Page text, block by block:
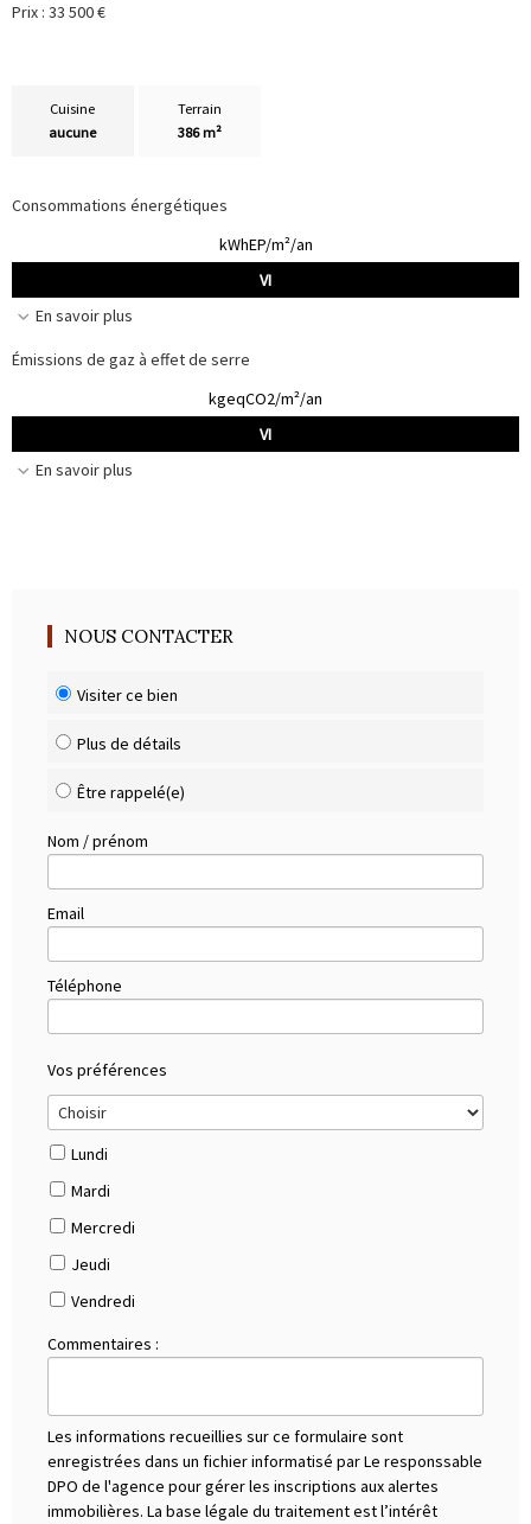
Prix : 33 500 €
Cuisine
aucune
Terrain
386 m²
Consommations énergétiques
kWhEP/m²/an
VI
En savoir plus
Émissions de gaz à effet de serre
kgeqCO2/m²/an
VI
En savoir plus
NOUS CONTACTER
Visiter ce bien
Plus de détails
Être rappelé(e)
Nom / prénom
Email
Téléphone
Vos préférences
Lundi
Mardi
Mercredi
Jeudi
Vendredi
Commentaires :
Les informations recueillies sur ce formulaire sont
enregistrées dans un fichier informatisé par Le responssable
DPO de l'agence pour gérer les inscriptions aux alertes
immobilières. La base légale du traitement est l’intérêt